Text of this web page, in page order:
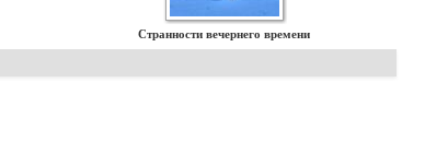
Странности вечернего времени